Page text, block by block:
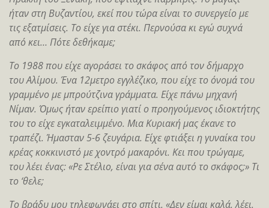
ήταν στη Βυζαντίου, εκεί που τώρα είναι το συνεργείο με
τις εξατμίσεις. Το είχε για στέκι. Περνούσα κι εγώ συχνά
από κει… Πότε δεθήκαμε;
Το 1988 που είχε αγοράσει το σκάφος από τον δήμαρχο
του Αλίμου. Ένα 12μετρο εγγλέζικο, που είχε το όνομά του
γραμμένο με μπρούτζινα γράμματα. Είχε πάνω μηχανή
Νίμαν. Όμως ήταν ερείπιο γιατί ο προηγούμενος ιδιοκτήτης
του το είχε εγκαταλειμμένο. Μια Κυριακή μας έκανε το
τραπέζι. Ήμασταν 5-6 ζευγάρια. Είχε φτιάξει η γυναίκα του
κρέας κοκκινιστό με χοντρό μακαρόνι. Κει που τρώγαμε,
του λέει ένας: «Ρε Στέλιο, είναι για σένα αυτό το σκάφος;» Τι
το ‘θελε;
Το βράδυ μου τηλεφωνάει στο σπίτι. «Δεν είμαι καλά, λέει.